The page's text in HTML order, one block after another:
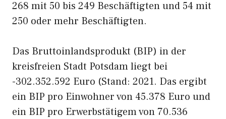
268 mit 50 bis 249 Beschäftigten und 54 mit
250 oder mehr Beschäftigten.
Das Bruttoinlandsprodukt (BIP) in der
kreisfreien Stadt Potsdam liegt bei
-302.352.592 Euro (Stand: 2021. Das ergibt
ein BIP pro Einwohner von 45.378 Euro und
ein BIP pro Erwerbstätigem von 70.536